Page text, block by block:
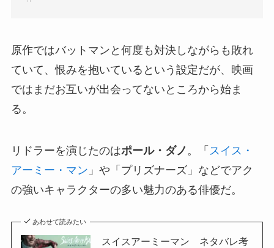
原作ではバットマンと何度も対決しながらも敗れ
ていて、恨みを抱いているという設定だが、映画
ではまだお互いが出会ってないところから始ま
る。
リドラーを演じたのはポール・ダノ 。「 スイス・
アーミー・マン 」や「プリズナーズ」などでアク
の強いキャラクターの多い魅力のある俳優だ。
あわせて読みたい
スイスアーミーマン ネタバレ考